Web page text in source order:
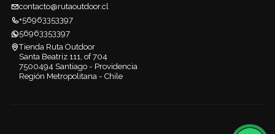
contacto@rutaoutdoor.cl
+56963353397
56963353397
Tienda Ruta Outdoor
Santa Beatriz 111, of 704
7500494 Santiago - Providencia
Región Metropolitana - Chile